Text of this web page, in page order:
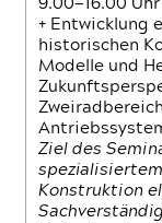
9.00—16.00 Uhr
+ Entwicklung
historischen
Modelle und
Ziel des
Konstruktion